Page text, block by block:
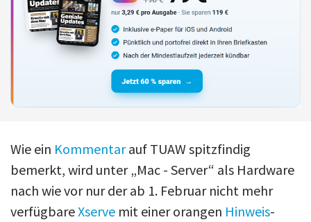
Wie ein Kommentarauf TUAW spitzfindig
bemerkt, wird unter „Mac - Server“ als Hardware
nach wie vor nur der ab 1. Februar nicht mehr
verfügbareXserve mit einer orangen Hinweis-